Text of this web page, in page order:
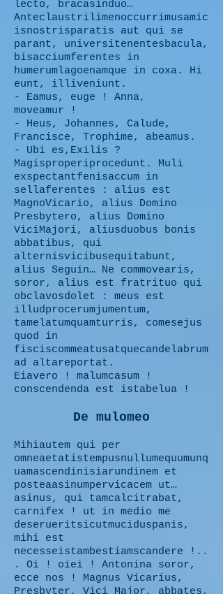
lecto, bracasinduo…
Anteclaustrilimenoccurrimusamic
isnostrisparatis aut qui se
parant, universitenentesbacula,
bisacciumferentes in
humerumlagoenamque in coxa. Hi
eunt, illiveniunt.
- Eamus, euge ! Anna,
moveamur !
- Heus, Johannes, Calude,
Francisce, Trophime, abeamus.
- Ubi es,Exilis ?
Magisproperiprocedunt. Muli
exspectantfenisaccum in
sellaferentes : alius est
MagnoVicario, alius Domino
Presbytero, alius Domino
ViciMajori, aliusduobus bonis
abbatibus, qui
alternisvicibusequitabunt,
alius Seguin… Ne commovearis,
soror, alius est fratrituo qui
obclavosdolet : meus est
illudprocerumjumentum,
tamelatumquamturris, comesejus
quod in
fisciscommeatusatquecandelabrum
ad altareportat.
Eiavero ! malumcasum !
conscendenda est istabelua !
De mulomeo
Mihiautem qui per
omneaetatistempusnullumequumunq
uamascendinisiarundinem et
posteaasinumpervicacem ut…
asinus, qui tamcalcitrabat,
carnifex ! ut in medio me
deserueritsicutmuciduspanis,
mihi est
necesseistambestiamscandere !..
. Oi ! oiei ! Antonina soror,
ecce nos ! Magnus Vicarius,
Presbyter, Vici Major, abbates,